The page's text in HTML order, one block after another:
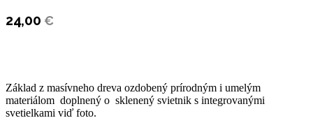
24,00 €
Základ z masívneho dreva ozdobený prírodným i umelým
materiálom doplnený o sklenený svietnik s integrovanými
svetielkami viď foto.